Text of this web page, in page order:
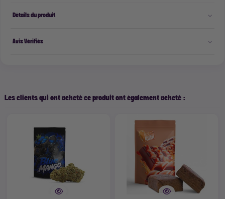
Détails du produit
Avis Vérifiés
Les clients qui ont acheté ce produit ont également acheté :